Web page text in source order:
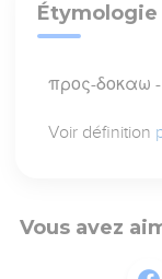
Étymologie
προς-δοκαω
Voir définition
Vous avez